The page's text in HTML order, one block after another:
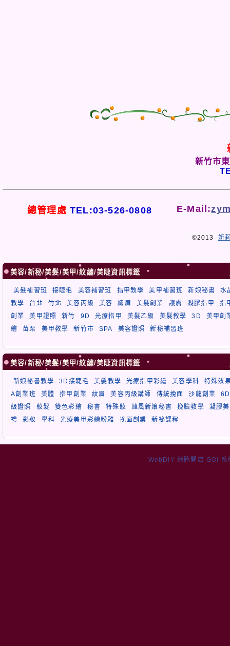
新竹市
總管理處 TEL:03-526-0808 E-Mail:
©2013 妍
美容/新秘/美髮/美甲/紋繡/美睫資訊標籤
美髮補習班 接睫毛 美容補習班 指甲教學 美甲補習班 新娘秘書
水
教學
台北 竹北 美容丙級 美容 繡眉 美髮創業 護膚 凝膠指甲
指
創業
美甲證照 新竹 9D 光療指甲 美髮乙級 美髮教學 3D
美甲創
繪
苗栗 美甲教學 新竹市 SPA 美容證照 新秘補習班
美容/新秘/美髮/美甲/紋繡/美睫資訊標籤
新娘祕書教學 3D接睫毛 美髮教學 光療指甲彩繪 美容學科
特殊效
A創業班
美體 指甲創業 紋眉 美容丙級講師 傳統挽面 沙龍創業
級證照
妝髮 雙色彩繪 秘書 特殊妝 韓風新娘秘書 挽臉教學
凝膠
禮
彩妝 學科 光療美甲彩繪粉雕 挽面創業 新祕課程
WebDiY 網路開店 GO! 系